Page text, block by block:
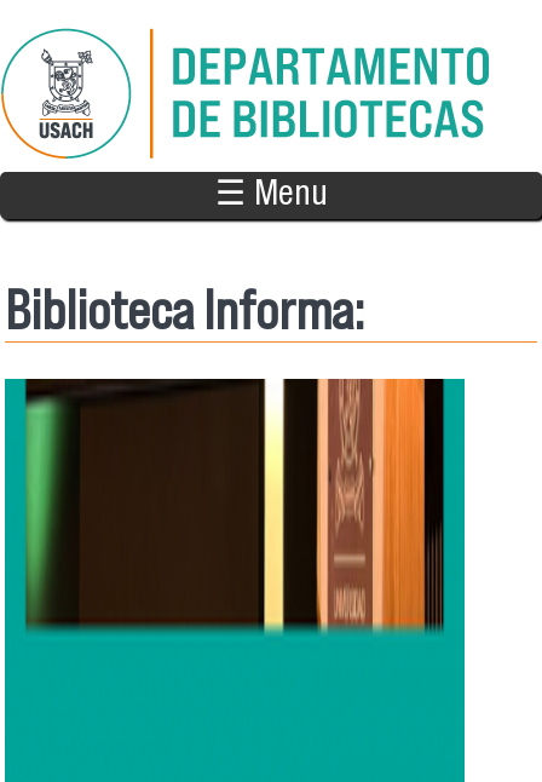
☰ Menu
Biblioteca Informa: